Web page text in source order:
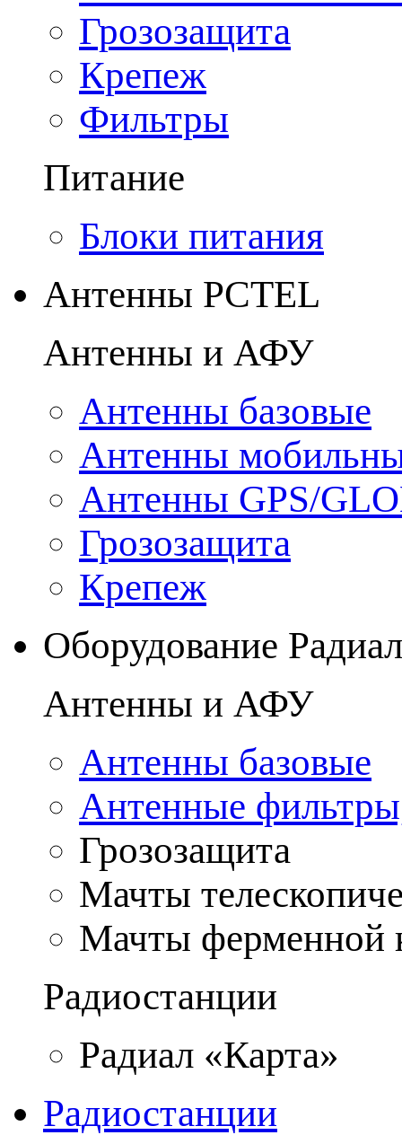
Грозозащита
Крепеж
Фильтры
Питание
Блоки питания
Антенны PCTEL
Антенны и АФУ
Антенны базовые
Антенны
Антенны GPS/
Грозозащита
Крепеж
Оборудование Радиал
Антенны и АФУ
Антенны базовые
Антенные
Грозозащита
Мачты
Мачты ферменной
Радиостанции
Радиал «Карта»
Радиостанции